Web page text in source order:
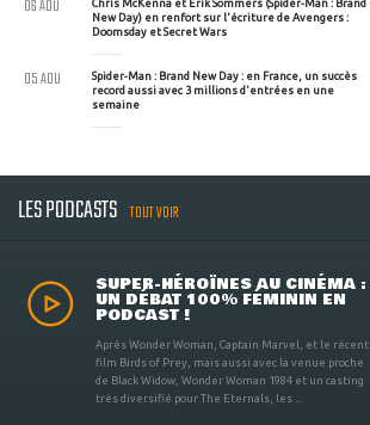
Chris McKenna et Erik Sommers (Spider-Man : Brand
New Day) en renfort sur l'écriture de Avengers :
Doomsday et Secret Wars
06 AOU
Spider-Man : Brand New Day : en France, un succès
record aussi avec 3 millions d'entrées en une
semaine
05 AOU
LES PODCASTS TOUT VOIR
SUPER-HÉROÏNES AU CINÉMA :
UN DÉBAT 100% FÉMININ EN
PODCAST !
Après Wonder Woman, Captain Marvel, et le récent
film Birds of Prey, mais aussi avec la venue proche
de Black Widow, Wonder Woman 1984 et un casting
très diversifié pour The Eternals, les ...